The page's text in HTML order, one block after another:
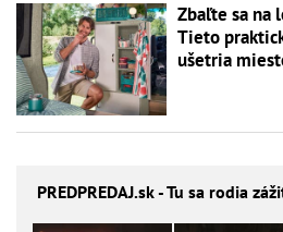
Zbaľte sa na
Tieto
ušetria
PREDPREDAJ.sk - Tu sa rodia